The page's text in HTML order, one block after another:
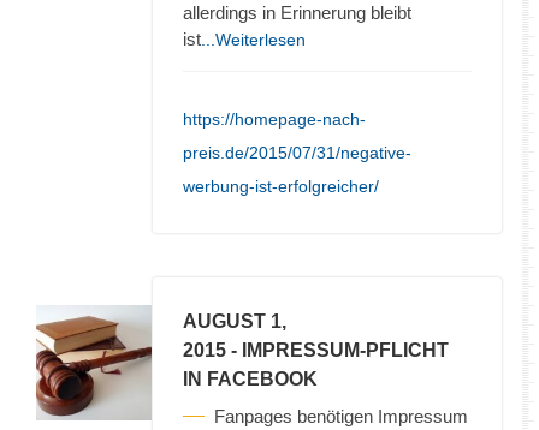
allerdings in Erinnerung bleibt
ist ...Weiterlesen
https://homepage-nach-
preis.de/2015/07/31/negative-
werbung-ist-erfolgreicher/
AUGUST 1,
2015 - IMPRESSUM-PFLICHT
IN FACEBOOK
Fanpages benötigen Impressum